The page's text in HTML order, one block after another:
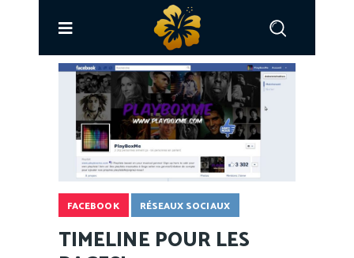
FACEBOOK RÉSEAUX SOCIAUX
TIMELINE POUR LES